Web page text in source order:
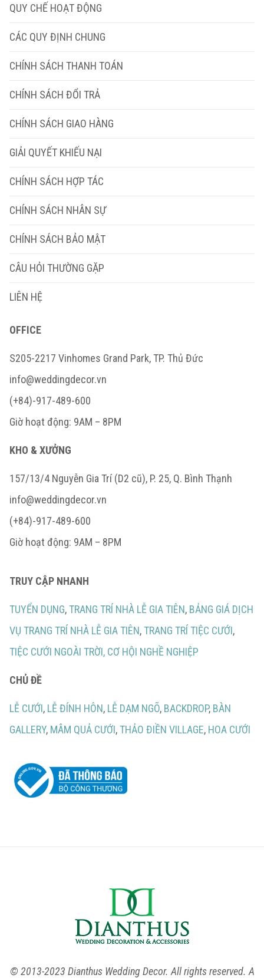
QUY CHẾ HOẠT ĐỘNG
CÁC QUY ĐỊNH CHUNG
CHÍNH SÁCH THANH TOÁN
CHÍNH SÁCH ĐỔI TRẢ
CHÍNH SÁCH GIAO HÀNG
GIẢI QUYẾT KHIẾU NẠI
CHÍNH SÁCH HỢP TÁC
CHÍNH SÁCH NHÂN SỰ
CHÍNH SÁCH BẢO MẬT
CÂU HỎI THƯỜNG GẶP
LIÊN HỆ
OFFICE
S205-2217 Vinhomes Grand Park, TP. Thủ Đức
info@weddingdecor.vn
(+84)-917-489-600
Giờ hoạt động: 9AM – 8PM
KHO & XƯỞNG
157/13/4 Nguyễn Gia Trí (D2 cũ), P. 25, Q. Bình Thạnh
info@weddingdecor.vn
(+84)-917-489-600
Giờ hoạt động: 9AM – 8PM
TRUY CẬP NHANH
TUYỂN DỤNG,TRANG TRÍ NHÀ LỄ GIA TIÊN, BẢNG GIÁ DỊCH
VỤ TRANG TRÍ NHÀ LỄ GIA TIÊN,TRANG TRÍ TIỆC CƯỚI,
TIỆC CƯỚI NGOÀI TRỜI, CƠ HỘI NGHỀ NGHIỆP
CHỦ ĐỀ
LỄ CƯỚI, LỄ ĐÍNH HÔN, LỄ DẠM NGÕ, BACKDROP, BÀN
GALLERY, MÂM QUẢ CƯỚI,THẢO ĐIỀN VILLAGE, HOA CƯỚI
© 2013-2023 Dianthus Wedding Decor. All rights reserved. A